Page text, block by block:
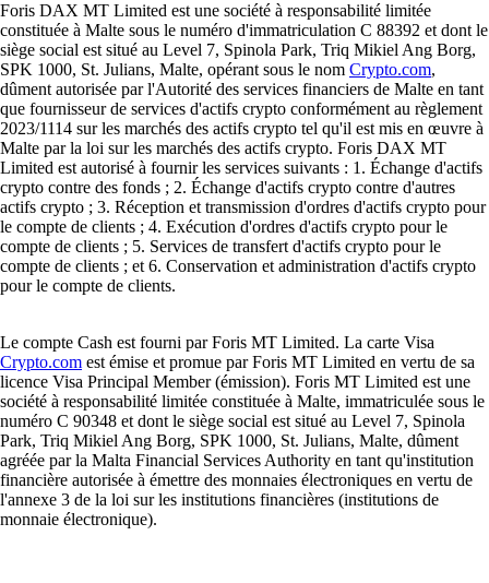
Foris DAX MT Limited est une société à responsabilité limitée
constituée à Malte sous le numéro d'immatriculation C 88392 et dont le
siège social est situé au Level 7, Spinola Park, Triq Mikiel Ang Borg,
SPK 1000, St. Julians, Malte, opérant sous le nom Crypto.com,
dûment autorisée par l'Autorité des services financiers de Malte en tant
que fournisseur de services d'actifs crypto conformément au règlement
2023/1114 sur les marchés des actifs crypto tel qu'il est mis en œuvre à
Malte par la loi sur les marchés des actifs crypto. Foris DAX MT
Limited est autorisé à fournir les services suivants : 1. Échange d'actifs
crypto contre des fonds ; 2. Échange d'actifs crypto contre d'autres
actifs crypto ; 3. Réception et transmission d'ordres d'actifs crypto pour
le compte de clients ; 4. Exécution d'ordres d'actifs crypto pour le
compte de clients ; 5. Services de transfert d'actifs crypto pour le
compte de clients ; et 6. Conservation et administration d'actifs crypto
pour le compte de clients.
Le compte Cash est fourni par Foris MT Limited. La carte Visa
Crypto.com est émise et promue par Foris MT Limited en vertu de sa
licence Visa Principal Member (émission). Foris MT Limited est une
société à responsabilité limitée constituée à Malte, immatriculée sous le
numéro C 90348 et dont le siège social est situé au Level 7, Spinola
Park, Triq Mikiel Ang Borg, SPK 1000, St. Julians, Malte, dûment
agréée par la Malta Financial Services Authority en tant qu'institution
financière autorisée à émettre des monnaies électroniques en vertu de
l'annexe 3 de la loi sur les institutions financières (institutions de
monnaie électronique).